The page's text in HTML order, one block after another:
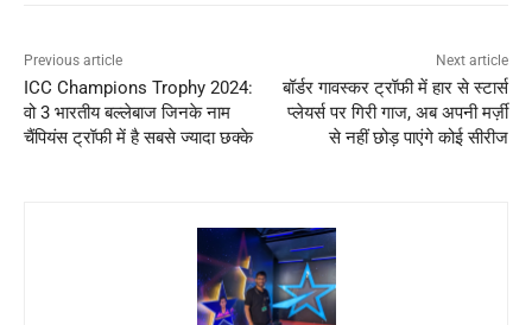
Previous article
ICC Champions Trophy 2024:
वो 3 भारतीय बल्लेबाज जिनके नाम
चैंपियंस ट्रॉफी में है सबसे ज्यादा छक्के
Next article
बॉर्डर गावस्कर ट्रॉफी में हार से स्टार्स
प्लेयर्स पर गिरी गाज, अब अपनी मर्ज़ी
से नहीं छोड़ पाएंगे कोई सीरीज